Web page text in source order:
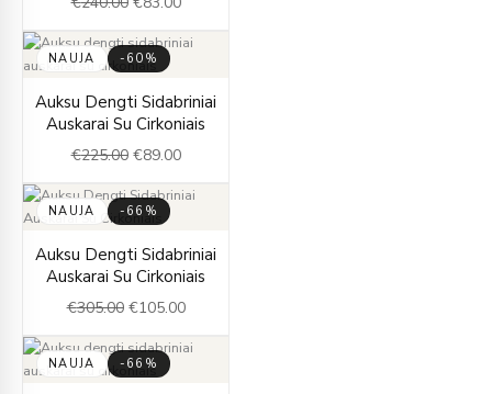
NAUJA -60%
Auksu Dengti Sidabriniai
Auskarai Su Cirkoniais
€225.00
price
was:
€225.00.
€89.00
price
is:
€89.00.
NAUJA -66%
Auksu Dengti Sidabriniai
Auskarai Su Cirkoniais
€305.00
price
was:
€305.00.
€105.00
price
is:
€105.00.
NAUJA -66%